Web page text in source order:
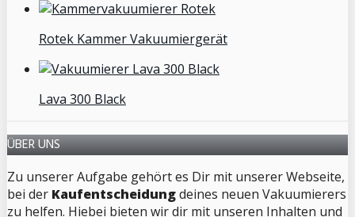
Rotek Kammer Vakuumiergerät
Lava 300 Black
ÜBER UNS
Zu unserer Aufgabe gehört es Dir mit unserer Webseite,
bei der Kaufentscheidungdeines neuen Vakuumierers
zu helfen. Hiebei bieten wir dir mit unseren Inhalten und